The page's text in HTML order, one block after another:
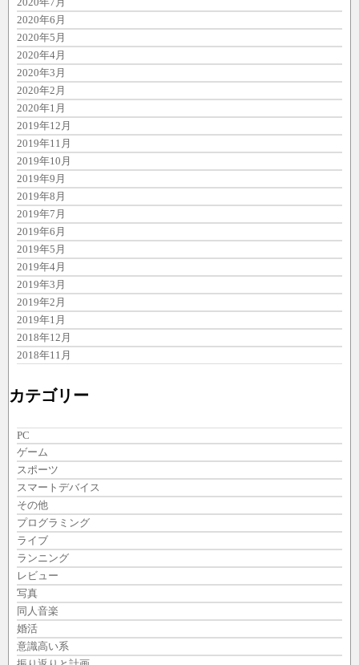
2020年6月
2020年5月
2020年4月
2020年3月
2020年2月
2020年1月
2019年12月
2019年11月
2019年10月
2019年9月
2019年8月
2019年7月
2019年6月
2019年5月
2019年4月
2019年3月
2019年2月
2019年1月
2018年12月
2018年11月
カテゴリー
PC
ゲーム
スポーツ
スマートデバイス
その他
プログラミング
ライブ
ランニング
レビュー
写真
同人音楽
婚活
意識高い系